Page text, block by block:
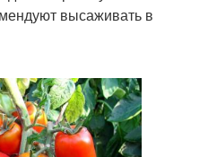
высаживать в